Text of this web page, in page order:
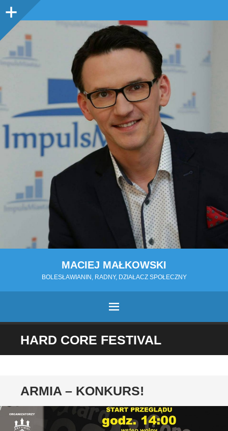
Panel
MACIEJ MAŁKOWSKI
BOLESŁAWIANIN, RADNY, DZIAŁACZ SPOŁECZNY
MENU
PRZESKOCZ
HARD CORE FESTIVAL
ARMIA – KONKURS!